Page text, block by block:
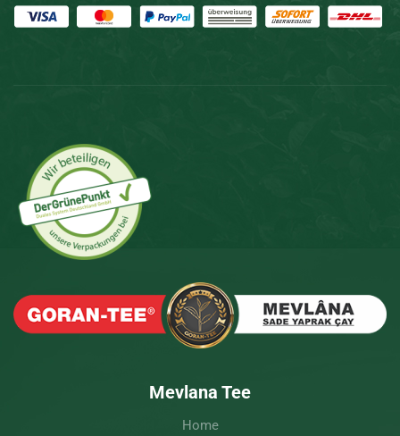
Mevlana Tee
Home